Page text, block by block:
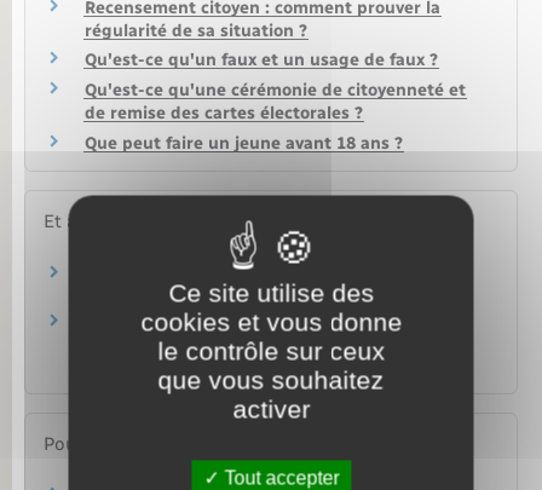
Recensement citoyen : comment prouver la
régularité de sa situation ?
Qu'est-ce qu'un faux et un usage de faux ?
Qu'est-ce qu'une cérémonie de citoyenneté et
de remise des cartes électorales ?
Que peut faire un jeune avant 18 ans ?
Et aussi
Journée défense et citoyenneté (JDC)
Papiers – Citoyenneté – Élections
Inscription consulaire au registre des Français
établis hors de France
Pour en savoir plus
Ce site utilise des
cookies et vous donne
le contrôle sur ceux
que vous souhaitez
activer
Tout accepter